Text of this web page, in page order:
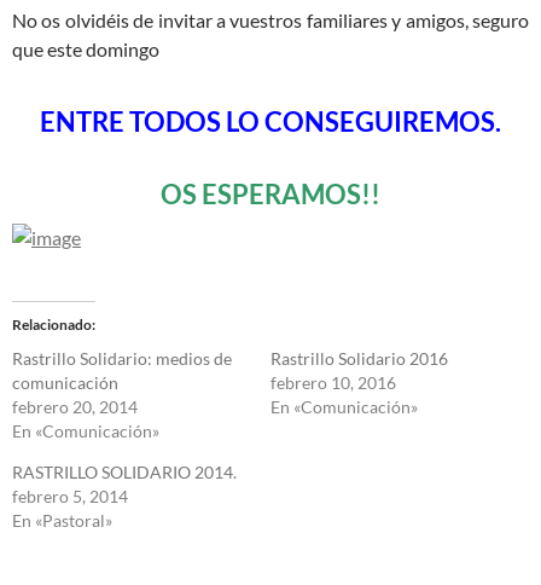
No os olvidéis de invitar a vuestros familiares y amigos, seguro
que este domingo
ENTRE TODOS LO CONSEGUIREMOS.
OS ESPERAMOS!!
Relacionado
Rastrillo Solidario: medios de
comunicación
febrero 20, 2014
En «Comunicación»
Rastrillo Solidario 2016
febrero 10, 2016
En «Comunicación»
RASTRILLO SOLIDARIO 2014.
febrero 5, 2014
En «Pastoral»